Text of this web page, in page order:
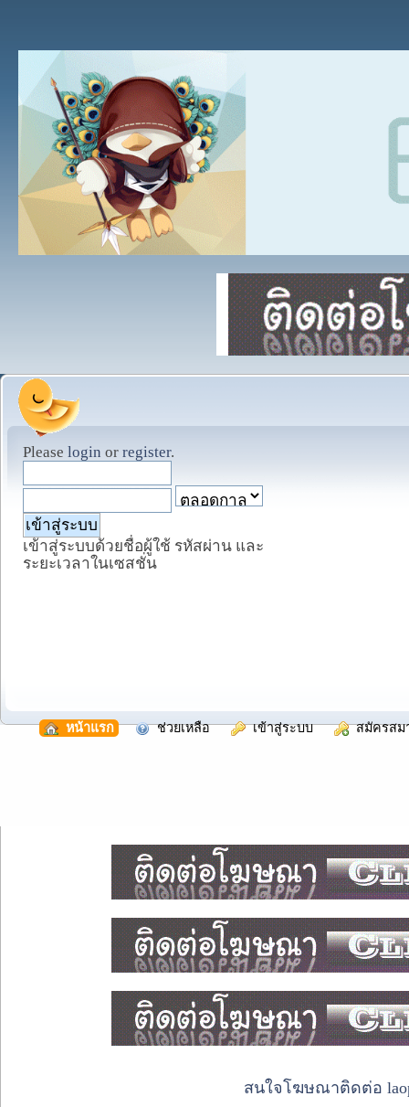
Please login or register.
เข้าสู่ระบบด้วยชื่อผู้ใช้ รหัสผ่าน และ
ระยะเวลาในเซสชั่น
หน้าแรก ช่วยเหลือ เข้าสู่ระบบ สมัครสม
สนใจโฆษณาติดต่อ